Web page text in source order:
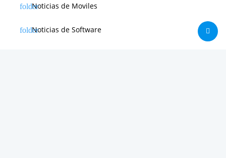
Noticias de Moviles
Noticias de Software